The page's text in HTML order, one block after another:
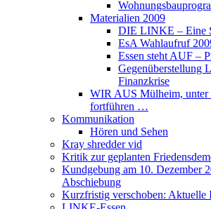
Materialien 2009
DIE LINKE – Eine
EsA Wahlaufruf
Essen steht AUF –
Gegenüberstellung
Finanzkrise
WIR AUS Mülheim, unter
fortführen …
Kommunikation
Hören und Sehen
Kray shredder vid
Kritik zur geplanten
Kundgebung am 10. Dezember
Abschiebung
Kurzfristig verschoben: Aktuelle